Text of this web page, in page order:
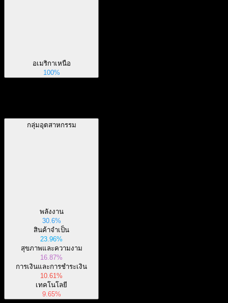
อเมริกาเหนือ
100%
กลุ่มอุตสาหกรรม
พลังงาน
30.6%
สินค้าจำเป็น
23.96%
สุขภาพและความงาม
16.87%
การเงินและการชำระเงิน
10.61%
เทคโนโลยี
9.65%